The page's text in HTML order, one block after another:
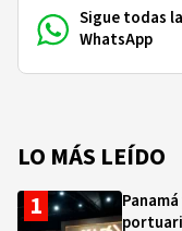
Sigue todas
WhatsApp
LO MÁS LEÍDO